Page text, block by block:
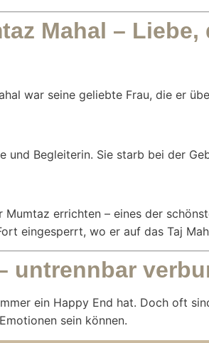
Mahal –
war seine geliebte Frau, die er
und Begleiterin. Sie starb bei der
Mumtaz errichten – eines der
eingesperrt, wo er auf das Taj
untrennbar
ein Happy End hat. Doch oft
sein können.